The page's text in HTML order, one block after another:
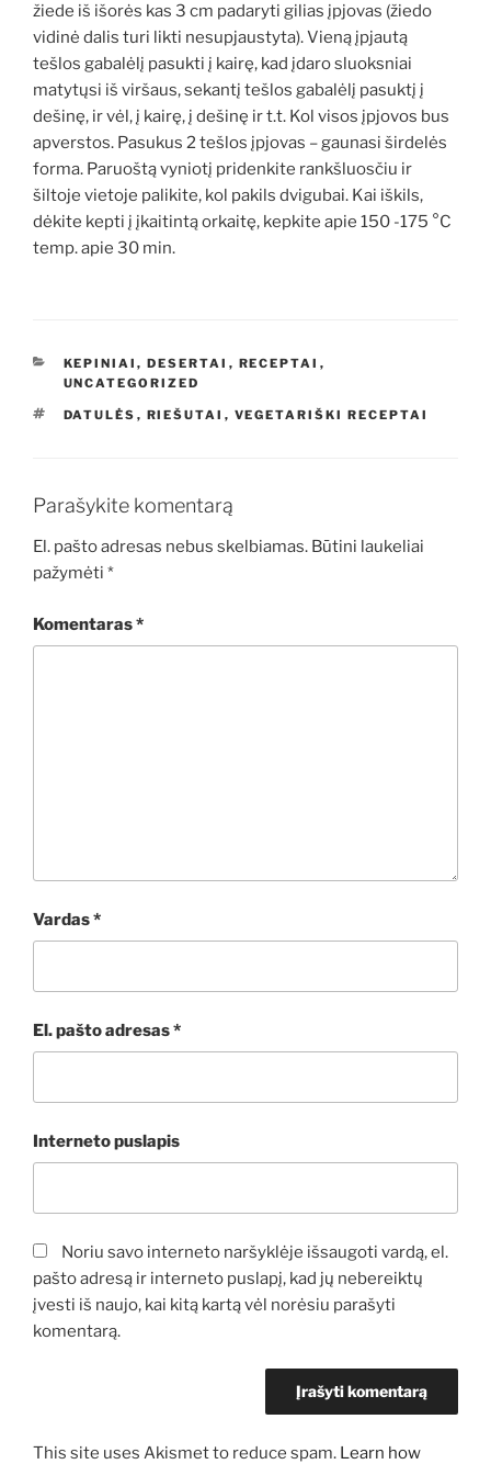
žiede iš išorės kas 3 cm padaryti gilias įpjovas (žiedo
vidinė dalis turi likti nesupjaustyta). Vieną įpjautą
tešlos gabalėlį pasukti į kairę, kad įdaro sluoksniai
matytųsi iš viršaus, sekantį tešlos gabalėlį pasuktį į
dešinę, ir vėl, į kairę, į dešinę ir t.t. Kol visos įpjovos bus
apverstos. Pasukus 2 tešlos įpjovas – gaunasi širdelės
forma. Paruoštą vyniotį pridenkite rankšluosčiu ir
šiltoje vietoje palikite, kol pakils dvigubai. Kai iškils,
dėkite kepti į įkaitintą orkaitę, kepkite apie 150 -175 °C
temp. apie 30 min.
KATEGORIJOS
KEPINIAI, DESERTAI , RECEPTAI ,
UNCATEGORIZED
ŽYMOS
DATULĖS , RIEŠUTAI , VEGETARIŠKI RECEPTAI
Parašykite komentarą
El. pašto adresas nebus skelbiamas. Būtini laukeliai
pažymėti *
Komentaras*
Vardas*
El. pašto adresas*
Interneto puslapis
Noriu savo interneto naršyklėje išsaugoti vardą, el.
pašto adresą ir interneto puslapį, kad jų nebereiktų
įvesti iš naujo, kai kitą kartą vėl norėsiu parašyti
komentarą.
This site uses Akismet to reduce spam. Learn how